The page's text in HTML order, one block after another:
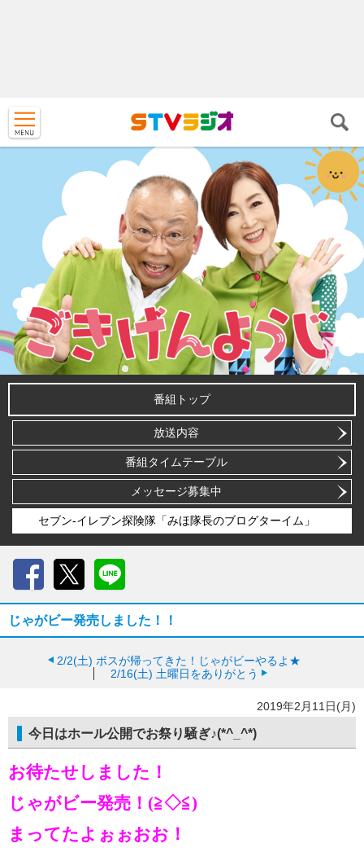
番組トップ
放送内容
番組タイムテーブル
メッセージ募集中
セブン-イレブン探険隊「みほ隊長のブログターイム」
じゃがビー発売しました！！
2/2(土) ボスが帰ってきた！じゃがビーやるよ★
2/16(土) 土曜日をありがとう
2019年2月11日(月)
今日はホール公開でお祭り騒ぎ♪(*^_^*)
お待たせしました！
じゃがビー発売！(≧◇≦)
まってたよぉぉおお！